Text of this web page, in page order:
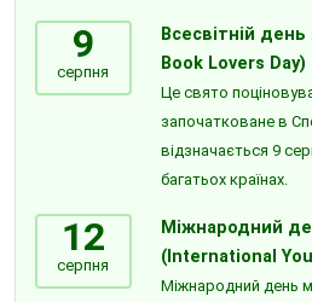
9
серпня
Всесвітній
Book Lovers Day)
Це свято
започатковане в
відзначається 9
багатьох країнах.
12
серпня
Міжнародний
(International
Міжнародний день